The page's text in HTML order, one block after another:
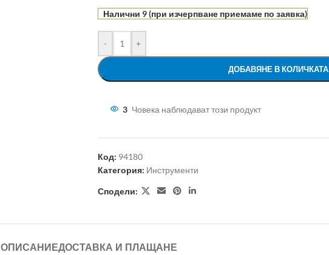
Налични 9 (при изчерпване приемаме по заявка)
- +
ДОБАВЯНЕ В КОЛИЧКАТА
3 Човека наблюдават този продукт
Код: 94180
Категория: Инструменти
Сподели:
ОПИСАНИЕДОСТАВКА И ПЛАЩАНЕ